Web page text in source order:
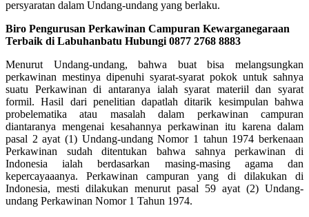
persyaratan dalam Undang-undang yang berlaku.
Biro Pengurusan Perkawinan Campuran Kewarganegaraan
Terbaik di Labuhanbatu Hubungi 0877 2768 8883
Menurut Undang-undang, bahwa buat bisa melangsungkan
perkawinan mestinya dipenuhi syarat-syarat pokok untuk sahnya
suatu Perkawinan di antaranya ialah syarat materiil dan syarat
formil. Hasil dari penelitian dapatlah ditarik kesimpulan bahwa
probelematika atau masalah dalam perkawinan campuran
diantaranya mengenai kesahannya perkawinan itu karena dalam
pasal 2 ayat (1) Undang-undang Nomor 1 tahun 1974 berkenaan
Perkawinan sudah ditentukan bahwa sahnya perkawinan di
Indonesia ialah berdasarkan masing-masing agama dan
kepercayaaanya. Perkawinan campuran yang di dilakukan di
Indonesia, mesti dilakukan menurut pasal 59 ayat (2) Undang-
undang Perkawinan Nomor 1 Tahun 1974.